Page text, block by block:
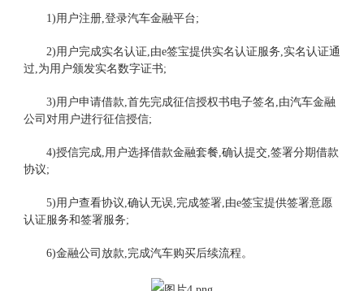
1)用户注册,登录汽车金融平台;
2)用户完成实名认证,由e签宝提供实名认证服务,实名认证通
过,为用户颁发实名数字证书;
3)用户申请借款,首先完成征信授权书电子签名,由汽车金融
公司对用户进行征信授信;
4)授信完成,用户选择借款金融套餐,确认提交,签署分期借款
协议;
5)用户查看协议,确认无误,完成签署,由e签宝提供签署意愿
认证服务和签署服务;
6)金融公司放款,完成汽车购买后续流程。